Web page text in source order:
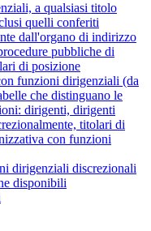
a qualsiasi titolo
quelli conferiti
dall'organo di indirizzo
pubbliche di
di posizione
funzioni dirigenziali (da
che distinguano le
dirigenti, dirigenti
titolari di
con funzioni
dirigenziali discrezionali
disponibili